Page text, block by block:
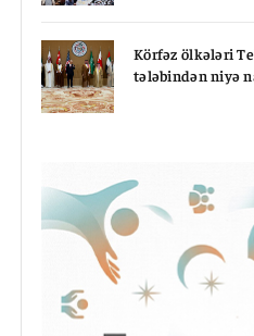
Körfəz ölkələri
tələbindən niyə